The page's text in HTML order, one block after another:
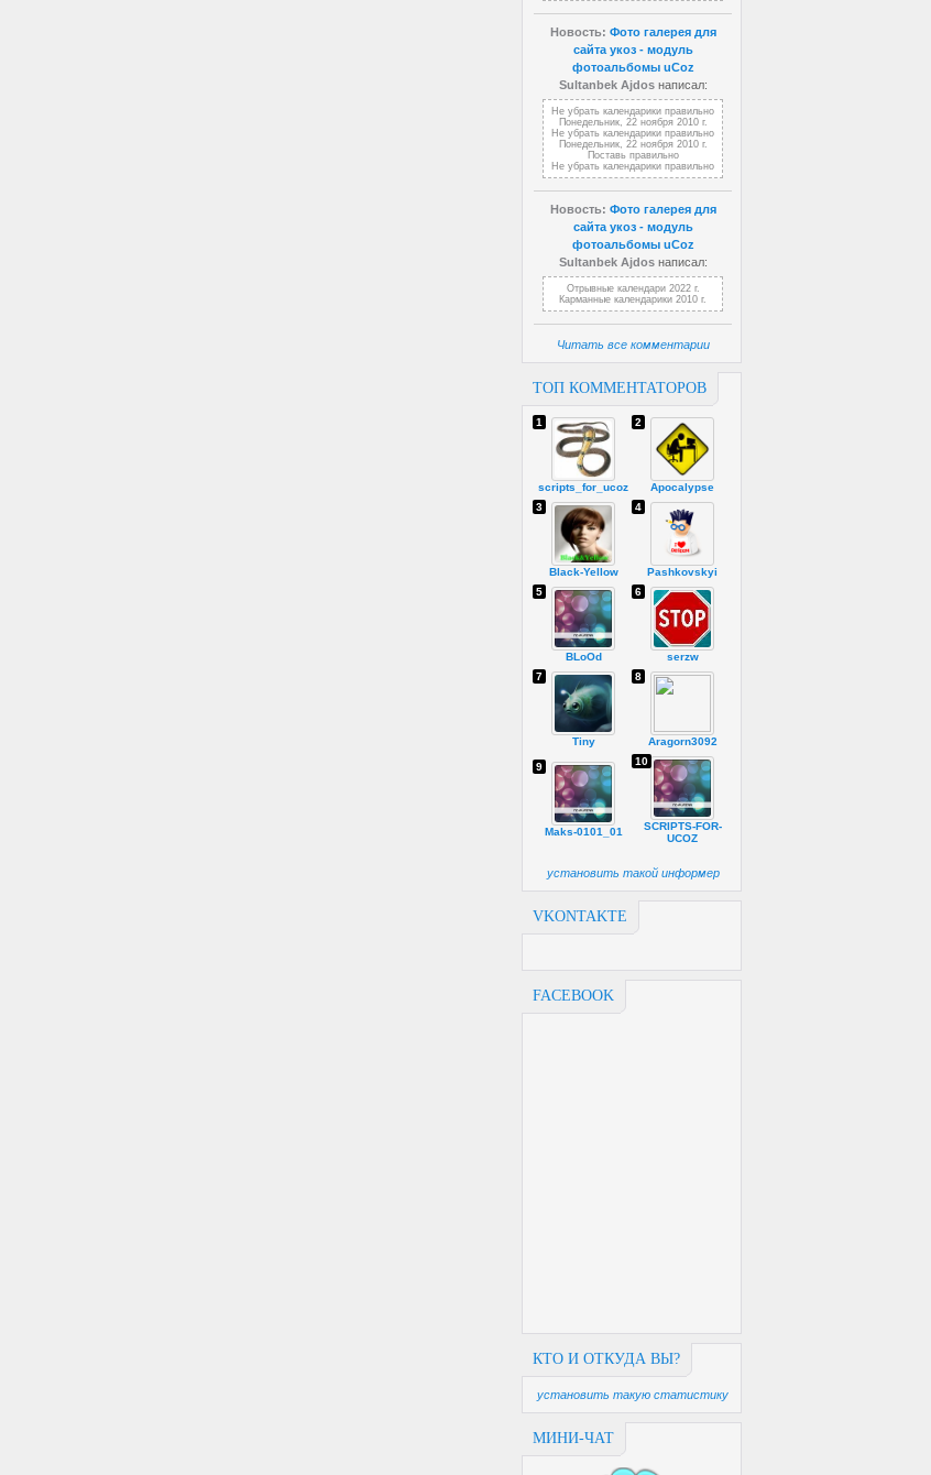
Новость: Фото галерея для
сайта укоз - модуль
фотоальбомы uCoz
Sultanbek Ajdosнаписал:
Не убрать календарики правильно
Понедельник, 22 ноября 2010 г.
Не убрать календарики правильно
Понедельник, 22 ноября 2010 г.
Поставь правильно
Не убрать календарики правильно
Новость: Фото галерея для
сайта укоз - модуль
фотоальбомы uCoz
Sultanbek Ajdosнаписал:
Отрывные календари 2022 г.
Карманные календарики 2010 г.
Читать все комментарии
ТОП КОММЕНТАТОРОВ
scripts_for_ucoz
1
Apocalypse
2
Black-Yellow
3
Pashkovskyi
4
BLoOd
5
serzw
6
Tiny
7
Aragorn3092
8
Maks-0101_01
9
SCRIPTS-FOR-
UCOZ
10
установить такой информер
VKONTAKTE
FACEBOOK
КТО И ОТКУДА ВЫ?
установить такую статистику
МИНИ-ЧАТ